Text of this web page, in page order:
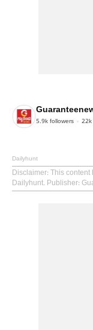
5.9k followers 22k
Dailyhunt
Disclaimer: This
Dailyhunt. Publisher: